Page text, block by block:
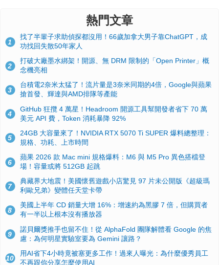
熱門文章
1
找了半輩子求助偵探都沒用！66歲加拿大男子靠ChatGPT，成
功找回失散50年家人
2
打破大廠墨水綁架！開源、無 DRM 限制的「Open Printer」概
念機亮相
3
台積電2奈米太猛了！流片量是3奈米同期的4倍，Google與蘋果
搶首發、輝達與AMD排隊等產能
4
GitHub 狂攬 4 萬星！Headroom 開源工具幫開發者省下 70 萬
美元 API 費，Token 消耗暴降 92%
5
24GB 大容量來了！NVIDIA RTX 5070 Ti SUPER 爆料總整理：
規格、功耗、上市時間
6
蘋果 2026 款 Mac mini 規格爆料：M6 與 M5 Pro 異色搭檔登
場！容量或將 512GB 起跳
7
典藏界大地震！美國懷舊遊戲小店驚見 97 片未公開版《超級瑪
利歐兄弟》變體任天堂卡帶
8
美國上半年 CD 銷量大增 16%：增速約為黑膠 7 倍，但購買者
有一半以上根本沒有播放器
9
諾貝爾獎推手也留不住！從 AlphaFold 團隊解體看 Google 的焦
慮：為何明星實驗室要為 Gemini 讓路？
10
用AI省下4小時竟被塞更多工作！過來人曝光：為什麼優秀員工
不再跟你分享怎麼使用AI